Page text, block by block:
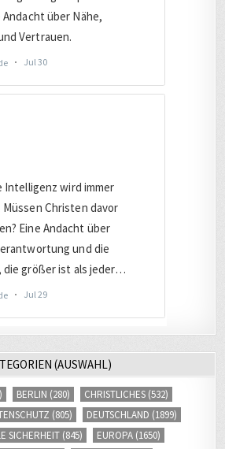
(AUSWAHL)
BERLIN (280) CHRISTLICHES (532)
(805) DEUTSCHLAND (1899)
SICHERHEIT (845) EUROPA (1650)